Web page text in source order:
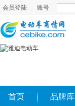
会员登陆 账号
首页 品牌库